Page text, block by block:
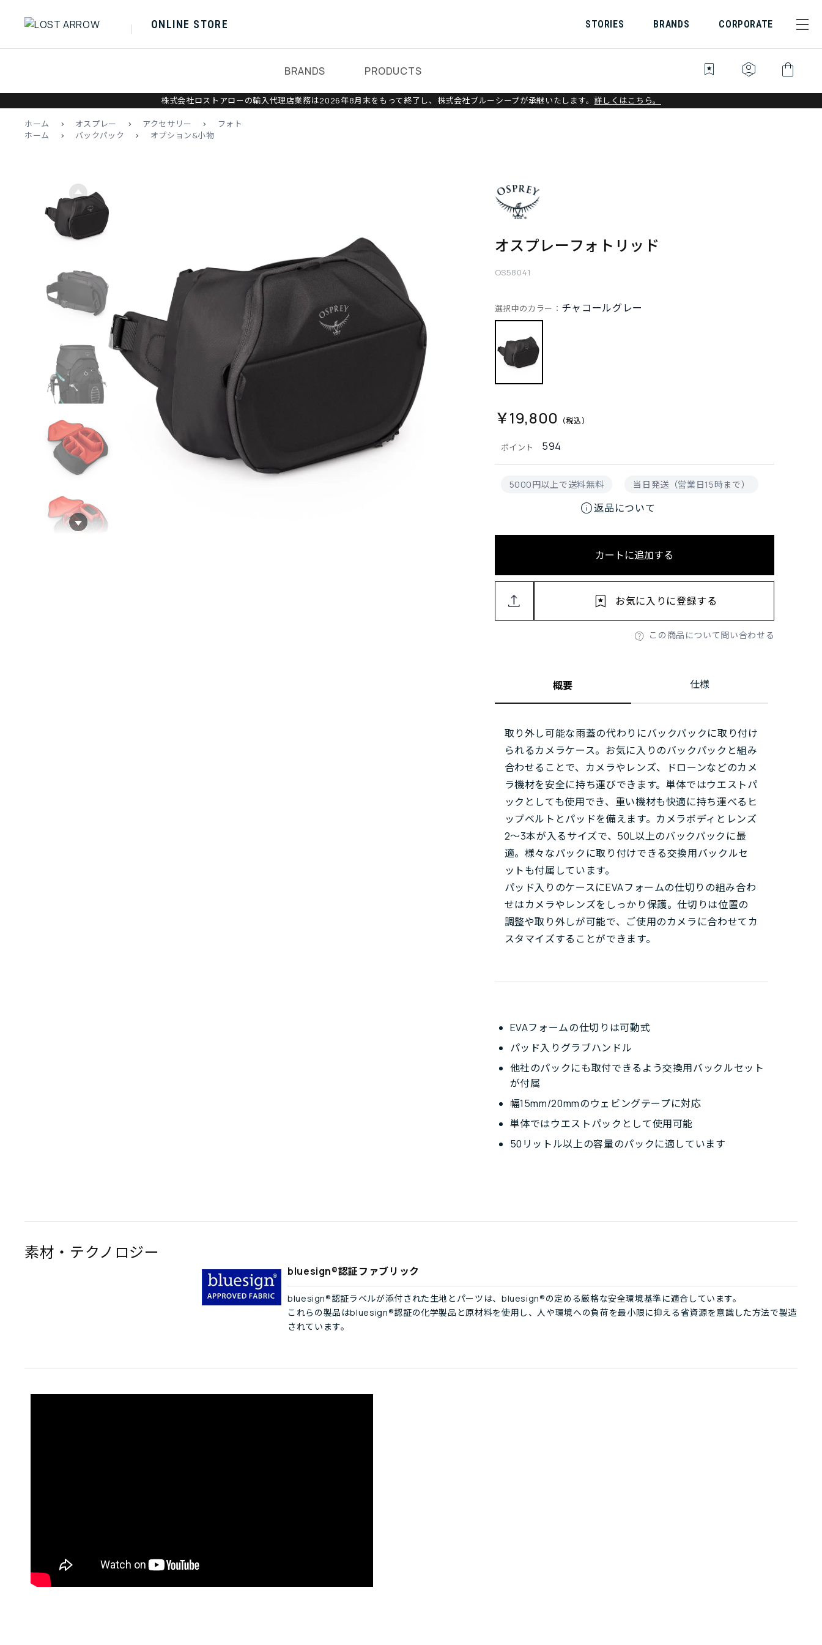
ONLINE STORE STORIES BRANDS CORPORATE
BRANDS PRODUCTS bookmark_star identity_platform shopping_bag
株式会社ロストアローの輸入代理店業務は2026年8月末をもって終了し、株式会社ブルーシープが承継いたします。 詳しくはこちら。
ホーム > オスプレー > アクセサリー >
フォト
ホーム
> バックパック > オプション&小物
オスプレーフォトリッド
OS58041
ポイント 594
選択中のカラー： チャコールグレー
5000円以上で送料無料 当日発送（営業日15時まで）
info返品について
￥19,800
カートに追加する
この商品について問い合わせる
お気に入りに登録する
概要 仕様
取り外し可能な雨蓋の代わりにバックパックに取り付け
られるカメラケース。お気に入りのバックパックと組み
合わせることで、カメラやレンズ、ドローンなどのカメ
ラ機材を安全に持ち運びできます。単体ではウエストパ
ックとしても使用でき、重い機材も快適に持ち運べるヒ
ップベルトとパッドを備えます。カメラボディとレンズ
2～3本が入るサイズで、50L以上のバックパックに最
適。様々なパックに取り付けできる交換用バックルセ
ットも付属しています。
パッド入りのケースにEVAフォームの仕切りの組み合わ
せはカメラやレンズをしっかり保護。仕切りは位置の
調整や取り外しが可能で、ご使用のカメラに合わせてカ
スタマイズすることができます。
EVAフォームの仕切りは可動式
パッド入りグラブハンドル
他社のパックにも取付できるよう交換用バックルセット
が付属
幅15mm/20mmのウェビングテープに対応
単体ではウエストパックとして使用可能
50リットル以上の容量のパックに適しています
素材・テクノロジー
bluesign®認証ファブリック
bluesign®認証ラベルが添付された生地とパーツは、bluesign®の定める厳格な安全環境基準に適合しています。
これらの製品はbluesign®認証の化学製品と原材料を使用し、人や環境への負荷を最小限に抑える省資源を意識した方法で製造
されています。